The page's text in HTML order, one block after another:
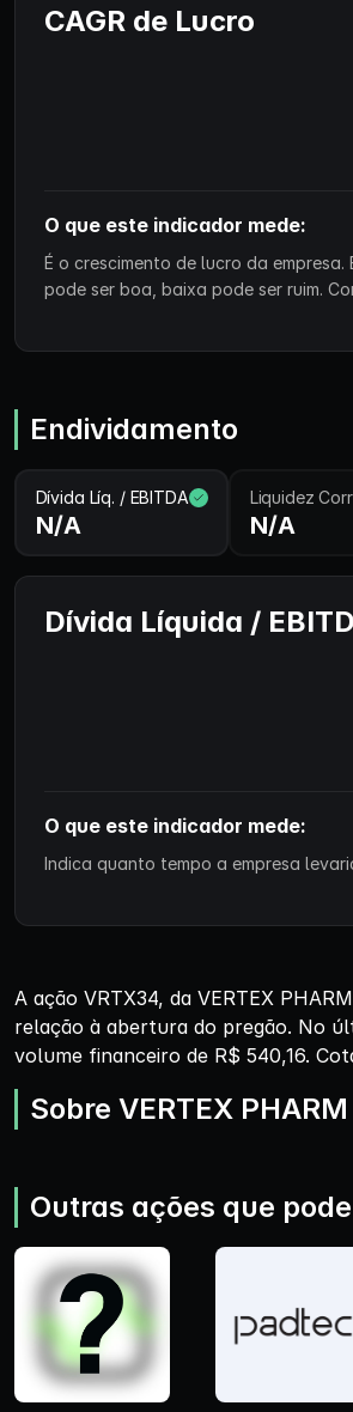
CAGR de Lucro
O que este indicador mede:
É o crescimento de lucro da
pode ser boa, baixa pode ser ruim.
Endividamento
Dívida Líq. / EBITDA
N/A
Liquidez
N/A
Dívida Líquida /
O que este indicador mede:
Indica quanto tempo a empresa
A ação VRTX34, da VERTEX
relação à abertura do pregão. No
volume financeiro de R$ 540,16.
Sobre VERTEX PHARM
Outras ações que